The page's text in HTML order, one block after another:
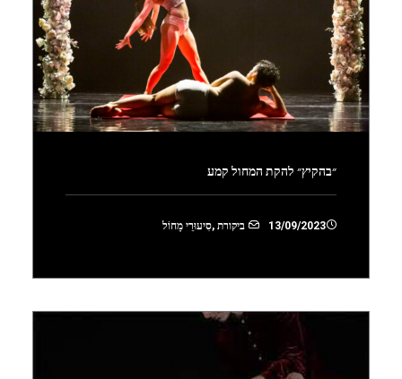
״בהקיץ״ להקת המחול קמע
13/09/2023 ביקורת ,סִיעוּרֵי מָחוֹל